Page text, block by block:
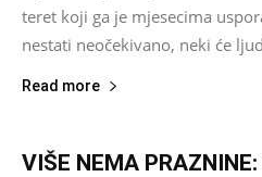
teret koji ga je mjesecima
nestati neočekivano, neki će
Read more
VIŠE NEMA